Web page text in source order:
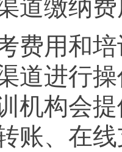
缴纳费
用和培
道进行
机构会
账、在